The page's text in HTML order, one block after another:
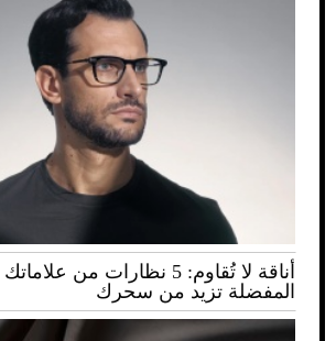
أناقة لا تُقاوم: 5 نظارات من
المفضلة تزيد من سحرك